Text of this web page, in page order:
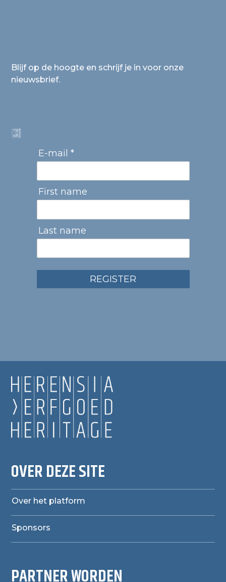
Blijf op de hoogte en schrijf je in voor onze
nieuwsbrief.
E-mail *
First name
Last name
REGISTER
OVER DEZE SITE
Over het platform
Sponsors
PARTNER WORDEN